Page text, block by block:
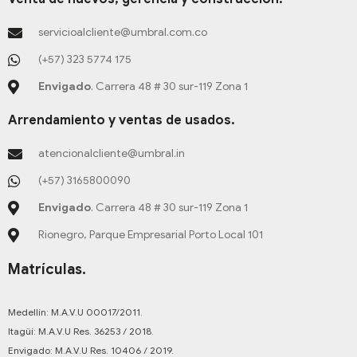
f -
p
i
n
r
a
m
o
k
-
f
servicioalcliente@umbral.com.co
(+57) 323 5774 175
Envigado. Carrera 48 # 30 sur-119 Zona 1
Arrendamiento y ventas de usados.
atencionalcliente@umbral.in
(+57) 3165800090
Envigado. Carrera 48 # 30 sur-119 Zona 1
Rionegro, Parque Empresarial Porto Local 101
Matrículas.
Medellín: M.A.V.U 00017/2011.
Itagüí: M.A.V.U Res. 36253 / 2018.
Envigado: M.A.V.U Res. 10406 / 2019.